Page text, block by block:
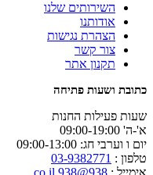
השירותים שלנו
אודותנו
הצהרת נגישות
צור קשר
תקנון אתר
כתובת ושעות פתיחה
שעות פעילות החנות
א'-ה' 09:00-19:00
יום ו וערבי חג: 09:00-13:00
טלפון : 03-9382771